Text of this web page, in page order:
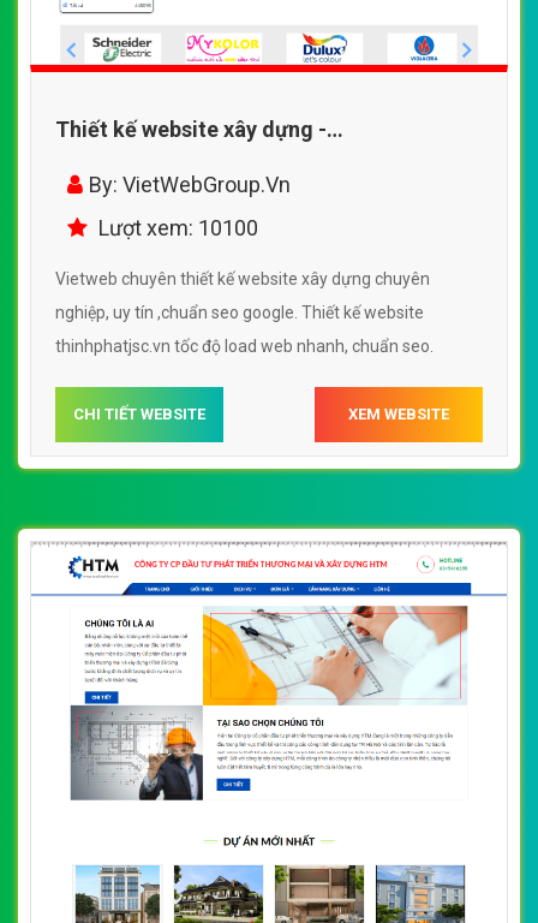
Thiết kế website xây dựng -
thinhphatjsc.vn đẹp SEO nhanh hiệu quả
By: VietWebGroup.Vn
Lượt xem: 10100
Vietweb chuyên thiết kế website xây dựng chuyên
nghiệp, uy tín ,chuẩn seo google. Thiết kế website
thinhphatjsc.vn tốc độ load web nhanh, chuẩn seo.
CHI TIẾT WEBSITE XEM WEBSITE